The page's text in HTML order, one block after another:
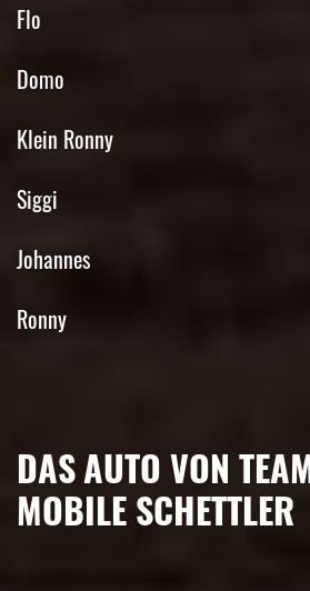
Flo
Domo
Klein Ronny
Siggi
Johannes
Ronny
DAS AUTO VON
MOBILE SCHETTLER